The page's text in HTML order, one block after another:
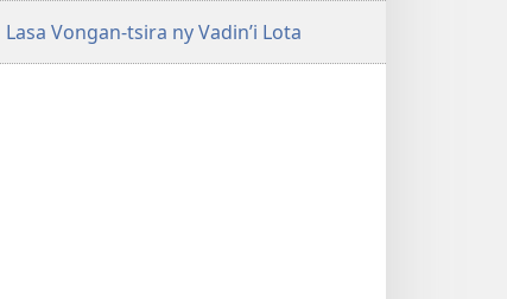
Lasa Vongan-tsira ny Vadin’i Lota